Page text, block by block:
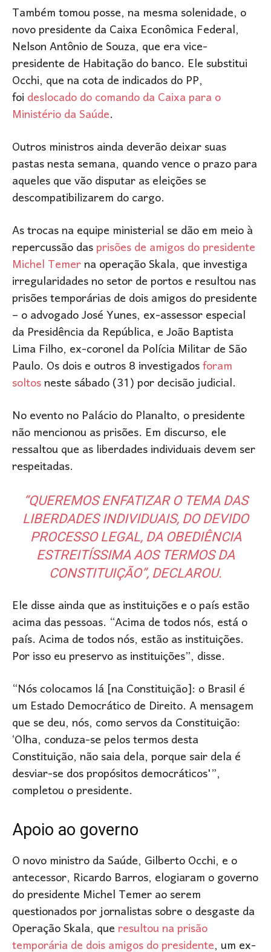
Também tomou posse, na mesma solenidade, o
novo presidente da Caixa Econômica Federal,
Nelson Antônio de Souza, que era vice-
presidente de Habitação do banco. Ele substitui
Occhi, que na cota de indicados do PP,
foideslocado do comando da Caixa para o
Ministério da Saúde.
Outros ministros ainda deverão deixar suas
pastas nesta semana, quando vence o prazo para
aqueles que vão disputar as eleições se
descompatibilizarem do cargo.
As trocas na equipe ministerial se dão em meio à
repercussão dasprisões de amigos do presidente
Michel Temerna operação Skala, que investiga
irregularidades no setor de portos e resultou nas
prisões temporárias de dois amigos do presidente
– o advogado José Yunes, ex-assessor especial
da Presidência da República, e João Baptista
Lima Filho, ex-coronel da Polícia Militar de São
Paulo. Os dois e outros 8 investigadosforam
soltosneste sábado (31) por decisão judicial.
No evento no Palácio do Planalto, o presidente
não mencionou as prisões. Em discurso, ele
ressaltou que as liberdades individuais devem ser
respeitadas.
“QUEREMOS ENFATIZAR O TEMA DAS
LIBERDADES INDIVIDUAIS, DO DEVIDO
PROCESSO LEGAL, DA OBEDIÊNCIA
ESTREITÍSSIMA AOS TERMOS DA
CONSTITUIÇÃO”, DECLAROU.
Ele disse ainda que as instituições e o país estão
acima das pessoas. “Acima de todos nós, está o
país. Acima de todos nós, estão as instituições.
Por isso eu preservo as instituições”, disse.
“Nós colocamos lá [na Constituição]: o Brasil é
um Estado Democrático de Direito. A mensagem
que se deu, nós, como servos da Constituição:
‘Olha, conduza-se pelos termos desta
Constituição, não saia dela, porque sair dela é
desviar-se dos propósitos democráticos'”,
completou o presidente.
Apoio ao governo
O novo ministro da Saúde, Gilberto Occhi, e o
antecessor, Ricardo Barros, elogiaram o governo
do presidente Michel Temer ao serem
questionados por jornalistas sobre o desgaste da
Operação Skala, queresultou na prisão
temporária de dois amigos do presidente, um ex-